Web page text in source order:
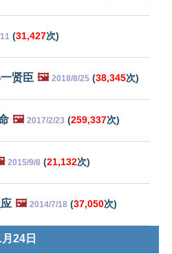
(31,427次)
贤臣 🖼️ 2018/8/25 (38,345次)
🖼️ 2017/2/23 (259,337次)
2015/9/8 (21,132次)
🖼️ 2014/7/18 (37,050次)
24日